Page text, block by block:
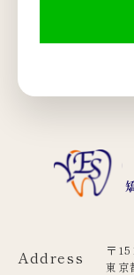
Address
〒
東京